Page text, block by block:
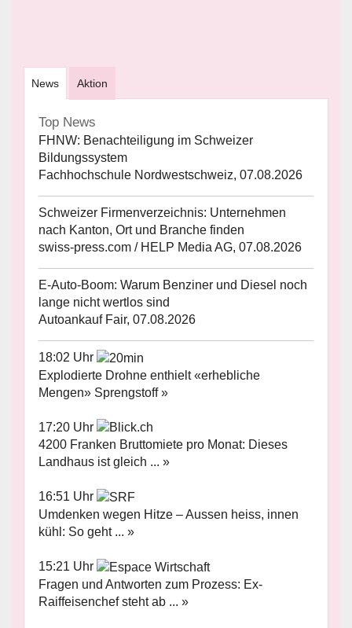
News Aktion
Top News
FHNW: Benachteiligung im Schweizer
Bildungssystem
Fachhochschule Nordwestschweiz, 07.08.2026
Schweizer Firmenverzeichnis: Unternehmen
nach Kanton, Ort und Branche finden
swiss-press.com / HELP Media AG, 07.08.2026
E-Auto-Boom: Warum Benziner und Diesel noch
lange nicht wertlos sind
Autoankauf Fair, 07.08.2026
18:02 Uhr
Explodierte Drohne enthielt «erhebliche
Mengen» Sprengstoff »
17:20 Uhr
4200 Franken Bruttomiete pro Monat: Dieses
Landhaus ist gleich ... »
16:51 Uhr
Umdenken wegen Hitze – Aussen heiss, innen
kühl: So geht ... »
15:21 Uhr
Fragen und Antworten zum Prozess: Ex-
Raiffeisenchef steht ab ... »